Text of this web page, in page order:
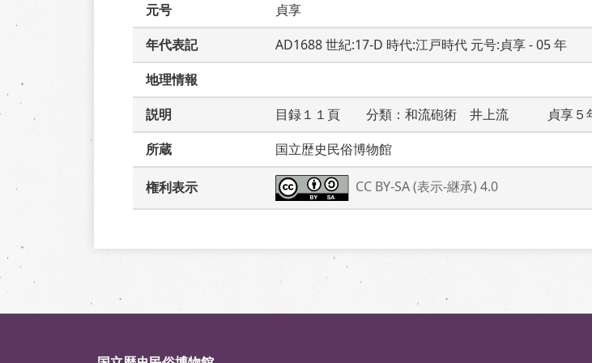
元号
貞享
年代表記
AD1688 世紀:17-D 時代:江戸時代 元号:貞享 - 05 年
地理情報
説明
目録１１頁　　分類：和流砲術　井上流　　　貞
所蔵
国立歴史民俗博物館
権利表示 CC BY-SA (表示-継承) 4.0